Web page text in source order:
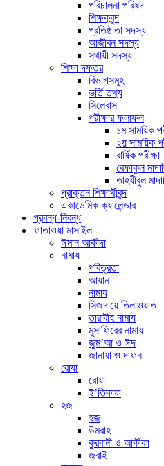
পরিচালনা পরিষদ
শিক্ষকবৃন্দ
প্রতিষ্ঠাতা সদস্য
আজীবন সদস্য
স্থায়ী সদস্য
শিক্ষা দফতর
বিভাগসমূহ
ভর্তি তথ্য
সিলেবাস
পরীক্ষার ফলাফল
১ম সাময়িক
২য় সাময়িক
বার্ষিক পরীক্ষা
বেফাকুল
তাহযীবুল
প্রাক্তন শিক্ষার্থীবৃন্দ
একাডেমিক ক্যালেন্ডার
প্রবন্ধ-নিবন্ধ
ফাতাওয়া মাসাইল
ঈমান আকীদা
নামায
পবিত্রতা
আযান
নামায
সিজদায়ে তিলাওয়াত
তারাবীহ নামায
মুসাফিরের নামায
জুম’আ ও ঈদ
জানাযা ও দাফন
রোযা
রোযা
ই’তিকাফ
হজ
হজ
উমরাহ
কুরবানী ও আকীকা
জবাই